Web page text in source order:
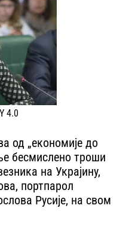
4.0
од „економије до
бесмислено троши
на Украјину,
портпарол
Русије, на свом